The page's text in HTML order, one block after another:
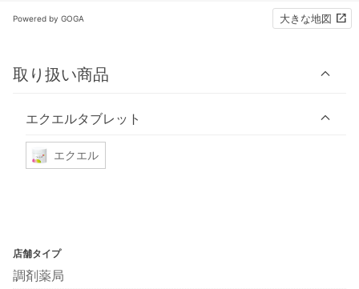
Powered by GOGA 大きな地図
取り扱い商品
エクエルタブレット
エクエル
店舗タイプ
調剤薬局